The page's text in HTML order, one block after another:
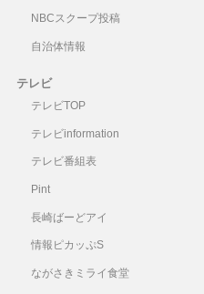
NBCスクープ投稿
自治体情報
テレビ
テレビTOP
テレビinformation
テレビ番組表
Pint
長崎ばーどアイ
情報ピカッぷS
ながさきミライ食堂